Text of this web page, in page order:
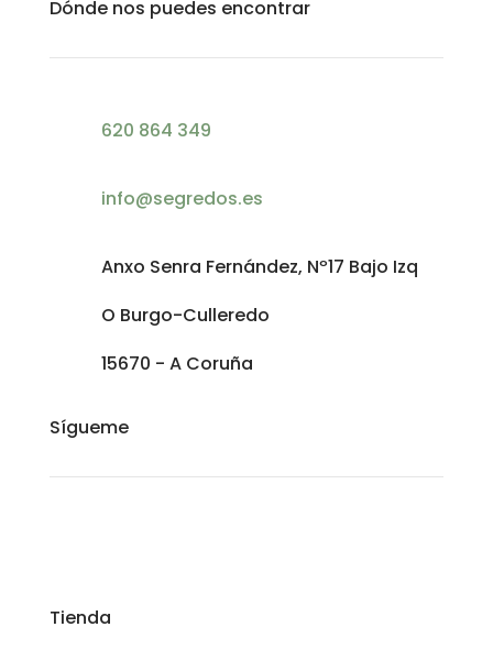
Dónde nos puedes encontrar
620 864 349
info@segredos.es
Anxo Senra Fernández, Nº17 Bajo Izq
O Burgo-Culleredo
15670 - A Coruña
Sígueme
Tienda